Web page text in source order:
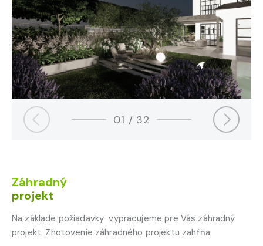
01 / 32
Záhradný
projekt
Na základe požiadavky vypracujeme pre Vás záhradný
projekt. Zhotovenie záhradného projektu zahŕňa: